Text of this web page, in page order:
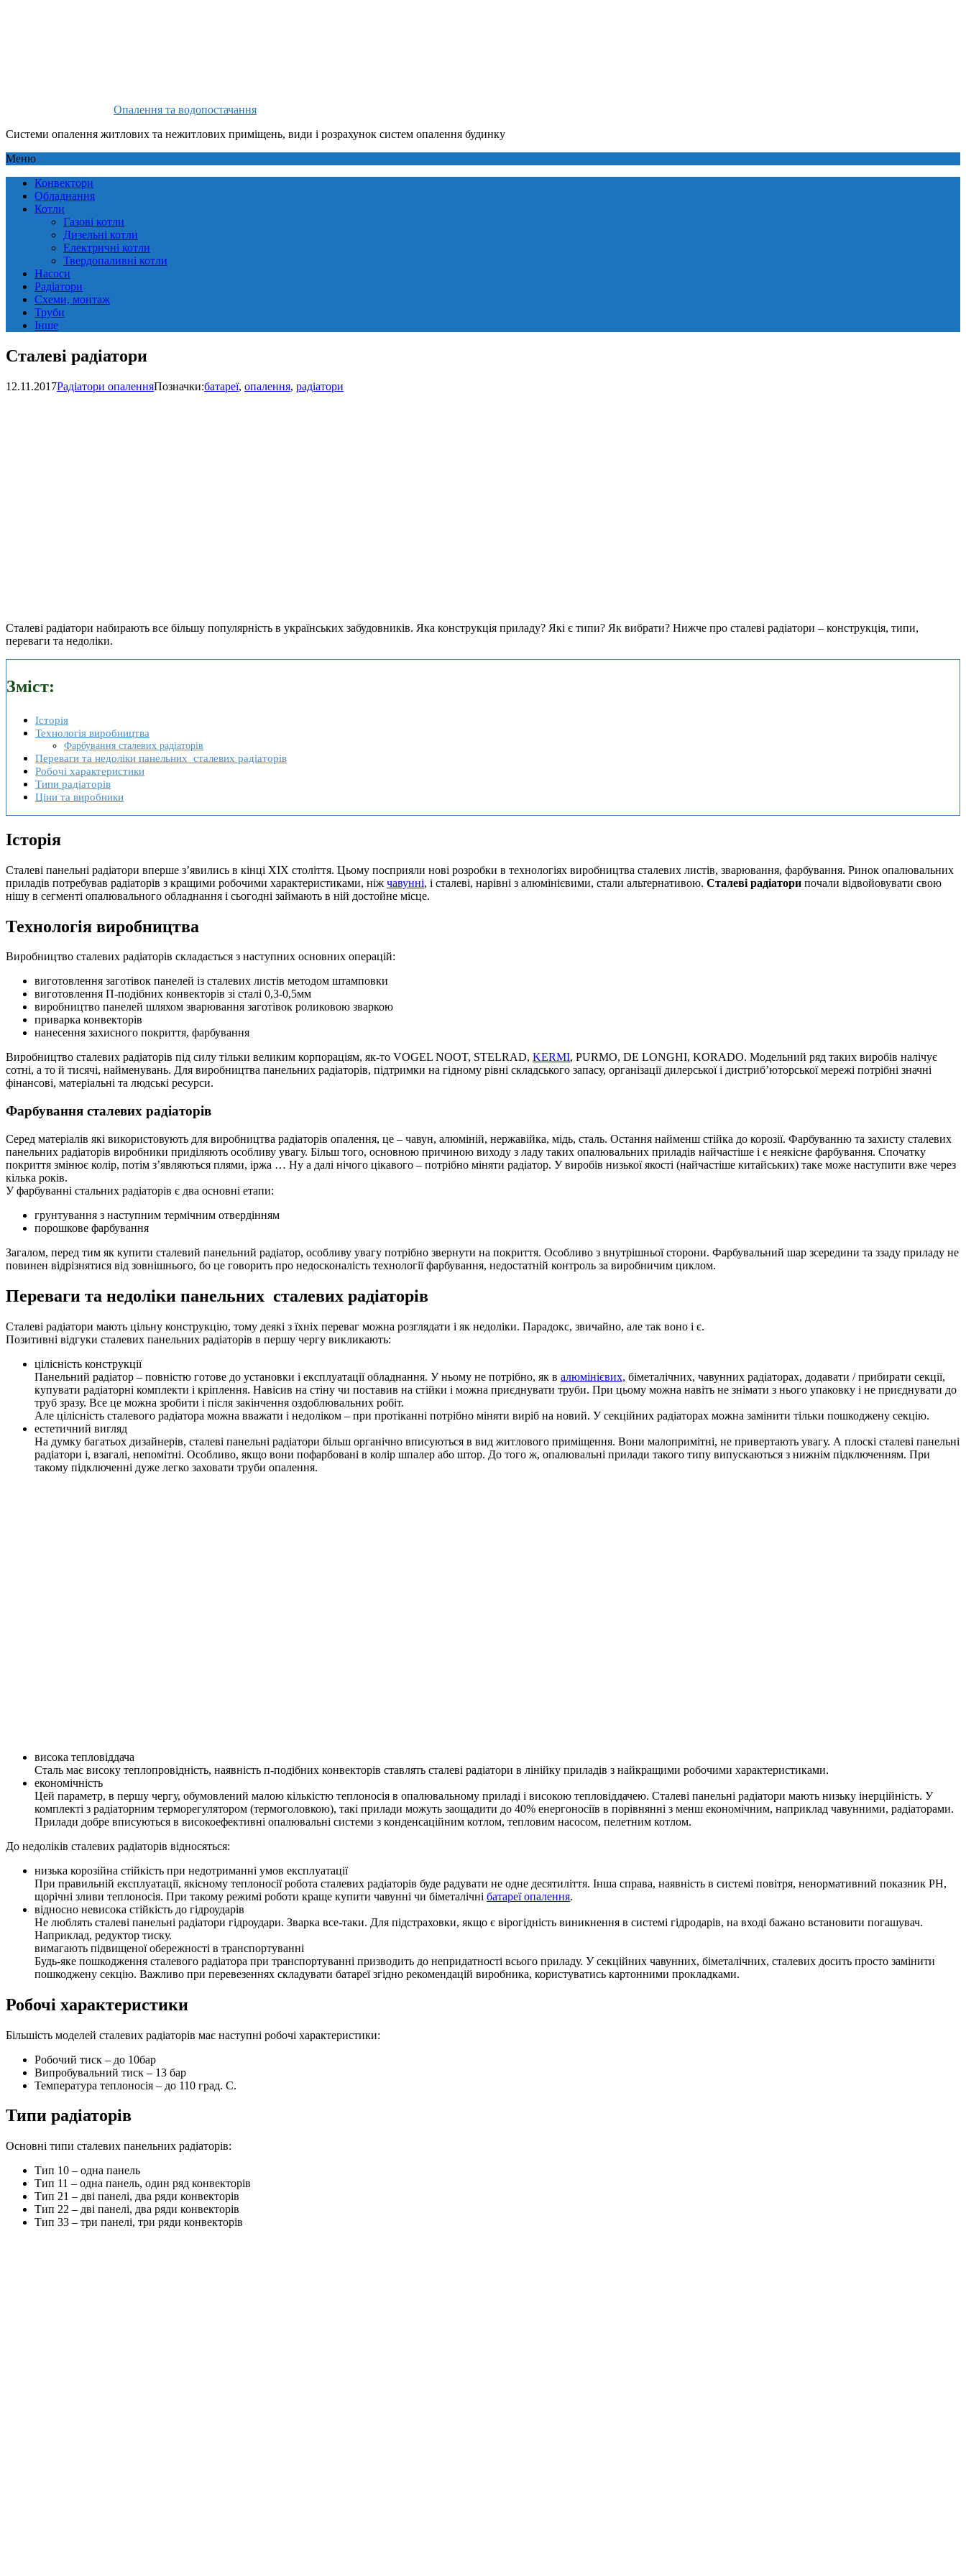
Опалення та водопостачання
Системи опалення житлових та нежитлових приміщень, види і розрахунок систем опалення будинку
Меню
Конвектори
Обладнання
Котли
Газові котли
Дизельні котли
Електричні котли
Твердопаливні котли
Насоси
Радіатори
Схеми, монтаж
Труби
Інше
Сталеві радіатори
12.11.2017Радіатори опаленняПозначки:батареї, опалення, радіатори
Сталеві радіатори набирають все більшу популярність в українських забудовників. Яка конструкція приладу? Які є типи? Як вибрати? Нижче про сталеві радіатори – конструкція, типи,
переваги та недоліки.
Зміст:
Історія
Технологія виробництва
Фарбування сталевих радіаторів
Переваги та недоліки панельних сталевих радіаторів
Робочі характеристики
Типи радіаторів
Ціни та виробники
Історія
Сталеві панельні радіатори вперше з’явились в кінці XIX століття. Цьому посприяли нові розробки в технологіях виробництва сталевих листів, зварювання, фарбування. Ринок опалювальних
приладів потребував радіаторів з кращими робочими характеристиками, ніж чавунні, і сталеві, нарівні з алюмінієвими, стали альтернативою. Сталеві радіатори почали відвойовувати свою
нішу в сегменті опалювального обладнання і сьогодні займають в ній достойне місце.
Технологія виробництва
Виробництво сталевих радіаторів складається з наступних основних операцій:
виготовлення заготівок панелей із сталевих листів методом штамповки
виготовлення П-подібних конвекторів зі сталі 0,3-0,5мм
виробництво панелей шляхом зварювання заготівок роликовою зваркою
приварка конвекторів
нанесення захисного покриття, фарбування
Виробництво сталевих радіаторів під силу тільки великим корпораціям, як-то VOGEL NOOT, STELRAD, KERMI, PURMO, DE LONGHI, KORADO. Модельний ряд таких виробів налічує
сотні, а то й тисячі, найменувань. Для виробництва панельних радіаторів, підтримки на гідному рівні складського запасу, організації дилерської і дистриб’юторської мережі потрібні значні
фінансові, матеріальні та людські ресурси.
Фарбування сталевих радіаторів
Серед матеріалів які використовують для виробництва радіаторів опалення, це – чавун, алюміній, нержавійка, мідь, сталь. Остання найменш стійка до корозії. Фарбуванню та захисту сталевих
панельних радіаторів виробники приділяють особливу увагу. Більш того, основною причиною виходу з ладу таких опалювальних приладів найчастіше і є неякісне фарбування. Спочатку
покриття змінює колір, потім з’являються плями, іржа … Ну а далі нічого цікавого – потрібно міняти радіатор. У виробів низької якості (найчастіше китайських) таке може наступити вже через
кілька років.
У фарбуванні стальних радіаторів є два основні етапи:
грунтування з наступним термічним отвердінням
порошкове фарбування
Загалом, перед тим як купити сталевий панельний радіатор, особливу увагу потрібно звернути на покриття. Особливо з внутрішньої сторони. Фарбувальний шар зсередини та ззаду приладу не
повинен відрізнятися від зовнішнього, бо це говорить про недосконалість технології фарбування, недостатній контроль за виробничим циклом.
Переваги та недоліки панельних сталевих радіаторів
Сталеві радіатори мають цільну конструкцію, тому деякі з їхніх переваг можна розглядати і як недоліки. Парадокс, звичайно, але так воно і є.
Позитивні відгуки сталевих панельних радіаторів в першу чергу викликають:
цілісність конструкції
Панельний радіатор – повністю готове до установки і експлуатації обладнання. У ньому не потрібно, як в алюмінієвих, біметалічних, чавунних радіаторах, додавати / прибирати секції,
купувати радіаторні комплекти і кріплення. Навісив на стіну чи поставив на стійки і можна приєднувати труби. При цьому можна навіть не знімати з нього упаковку і не приєднувати до
труб зразу. Все це можна зробити і після закінчення оздоблювальних робіт.
Але цілісність сталевого радіатора можна вважати і недоліком – при протіканні потрібно міняти виріб на новий. У секційних радіаторах можна замінити тільки пошкоджену секцію.
естетичний вигляд
На думку багатьох дизайнерів, сталеві панельні радіатори більш органічно вписуються в вид житлового приміщення. Вони малопримітні, не привертають увагу. А плоскі сталеві панельні
радіатори і, взагалі, непомітні. Особливо, якщо вони пофарбовані в колір шпалер або штор. До того ж, опалювальні прилади такого типу випускаються з нижнім підключенням. При
такому підключенні дуже легко заховати труби опалення.
висока тепловіддача
Сталь має високу теплопровідність, наявність п-подібних конвекторів ставлять сталеві радіатори в лінійку приладів з найкращими робочими характеристиками.
економічність
Цей параметр, в першу чергу, обумовлений малою кількістю теплоносія в опалювальному приладі і високою тепловіддачею. Сталеві панельні радіатори мають низьку інерційність. У
комплекті з радіаторним терморегулятором (термоголовкою), такі прилади можуть заощадити до 40% енергоносіїв в порівнянні з менш економічним, наприклад чавунними, радіаторами.
Прилади добре вписуються в високоефективні опалювальні системи з конденсаційним котлом, тепловим насосом, пелетним котлом.
До недоліків сталевих радіаторів відносяться:
низька корозійна стійкість при недотриманні умов експлуатації
При правильній експлуатації, якісному теплоносії робота сталевих радіаторів буде радувати не одне десятиліття. Інша справа, наявність в системі повітря, ненормативний показник PH,
щорічні зливи теплоносія. При такому режимі роботи краще купити чавунні чи біметалічні батареї опалення.
відносно невисока стійкість до гідроударів
Не люблять сталеві панельні радіатори гідроудари. Зварка все-таки. Для підстраховки, якщо є вірогідність виникнення в системі гідродарів, на вході бажано встановити погашувач.
Наприклад, редуктор тиску.
вимагають підвищеної обережності в транспортуванні
Будь-яке пошкодження сталевого радіатора при транспортуванні призводить до непридатності всього приладу. У секційних чавунних, біметалічних, сталевих досить просто замінити
пошкоджену секцію. Важливо при перевезеннях складувати батареї згідно рекомендацій виробника, користуватись картонними прокладками.
Робочі характеристики
Більшість моделей сталевих радіаторів має наступні робочі характеристики:
Робочий тиск – до 10бар
Випробувальний тиск – 13 бар
Температура теплоносія – до 110 град. С.
Типи радіаторів
Основні типи сталевих панельних радіаторів:
Тип 10 – одна панель
Тип 11 – одна панель, один ряд конвекторів
Тип 21 – дві панелі, два ряди конвекторів
Тип 22 – дві панелі, два ряди конвекторів
Тип 33 – три панелі, три ряди конвекторів